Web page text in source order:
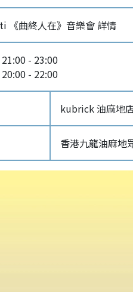
《曲終人在》音樂會 詳情
- 23:00
- 22:00
kubrick 油麻地
香港九龍油麻地